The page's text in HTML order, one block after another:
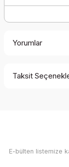
Yorumlar
Taksit
E-bülten listemize